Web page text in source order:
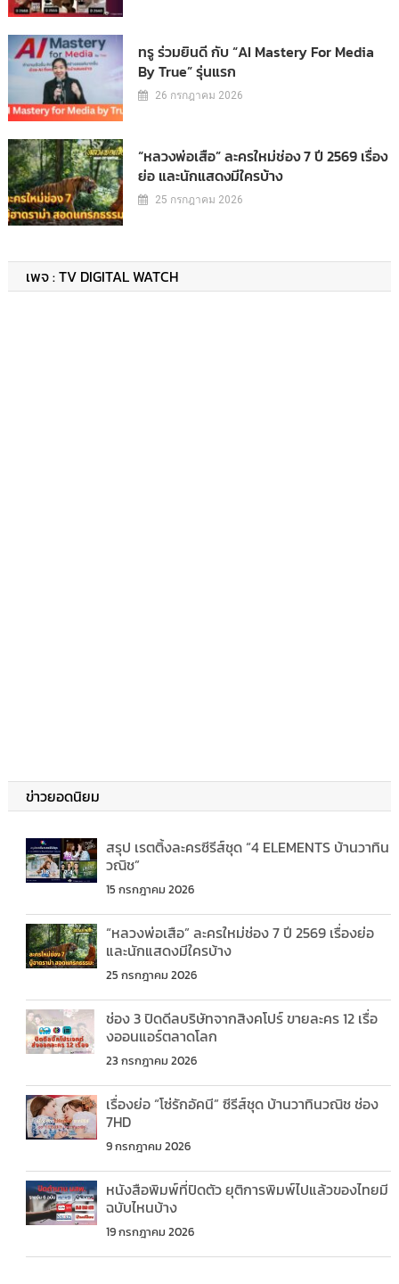
ทรู ร่วมยินดี กับ “AI Mastery For Media
By True” รุ่นแรก
26 กรกฎาคม 2026
“หลวงพ่อเสือ” ละครใหม่ช่อง 7 ปี 2569 เรื่อง
ย่อ และนักแสดงมีใครบ้าง
25 กรกฎาคม 2026
เพจ : TV DIGITAL WATCH
ข่าวยอดนิยม
สรุป เรตติ้งละครซีรีส์ชุด “4 ELEMENTS บ้านวาทิน
วณิช”
15 กรกฎาคม 2026
“หลวงพ่อเสือ” ละครใหม่ช่อง 7 ปี 2569 เรื่องย่อ
และนักแสดงมีใครบ้าง
25 กรกฎาคม 2026
ช่อง 3 ปิดดีลบริษัทจากสิงคโปร์ ขายละคร 12 เรื่อ
งออนแอร์ตลาดโลก
23 กรกฎาคม 2026
เรื่องย่อ “โซ่รักอัคนี” ซีรีส์ชุด บ้านวาทินวณิช ช่อง
7HD
9 กรกฎาคม 2026
หนังสือพิมพ์ที่ปิดตัว ยุติการพิมพ์ไปแล้วของไทยมี
ฉบับไหนบ้าง
19 กรกฎาคม 2026